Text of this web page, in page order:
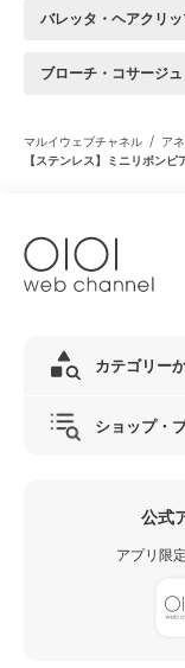
バレッタ・ヘアクリ
ブローチ・コサージュ
マルイウェブチャネル / ア
【ステンレス】ミニリボンピ
カテゴリー
ショップ・
公式
アプリ限